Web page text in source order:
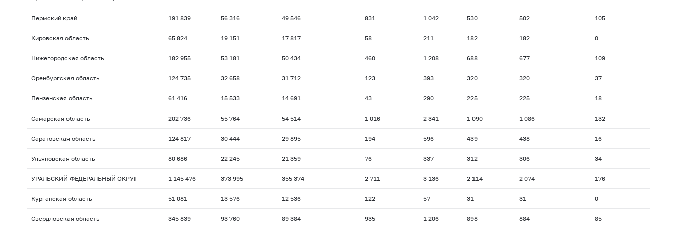
Пермский край 191 839 56 316 49 546 831 1 042 530 502 105
Кировская область 65 824 19 151 17 817 58 211 182 182 0
Нижегородская область 182 955 53 181 50 434 460 1 208 688 677 109
Оренбургская область 124 735 32 658 31 712 123 393 320 320 37
Пензенская область 61 416 15 533 14 691 43 290 225 225 18
Самарская область 202 736 55 764 54 514 1 016 2 341 1 090 1 086 132
Саратовская область 124 817 30 444 29 895 194 596 439 438 16
Ульяновская область 80 686 22 245 21 359 76 337 312 306 34
УРАЛЬСКИЙ ФЕДЕРАЛЬНЫЙ ОКРУГ 1 145 476 373 995 355 374 2 711 3 136 2 114 2 074 176
Курганская область 51 081 13 576 12 536 122 57 31 31 0
Свердловская область 345 839 93 760 89 384 935 1 206 898 884 85